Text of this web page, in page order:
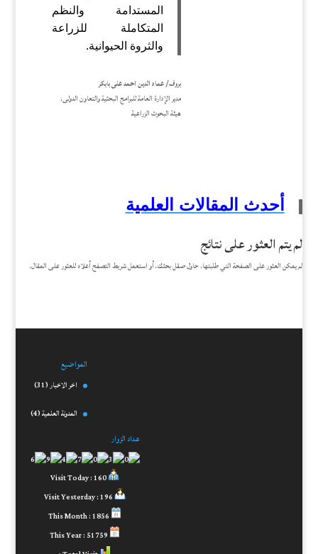
المستدامة والنظم
المتكاملة للزراعة
والثروة الحيوانية.
بروف/ عماد الدين احمد على بابكر
مدير الإدارة العامة للبرامج البحثية والتعاون الدولى,
هيئة البحوث الزراعية
أحدث المقالات العلمية
لم يتم العثور على نتائج
لم يمكن العثور على الصفحة التي طلبتها. حاول صقل بحثك، أو استعمل شريط التصفح أعلاه للعثور على المقال.
المواضيع
اخر الاخبار(31)
المدونة العلمية(4)
عداد الزوار
Visit Today : 160
Visit Yesterday : 196